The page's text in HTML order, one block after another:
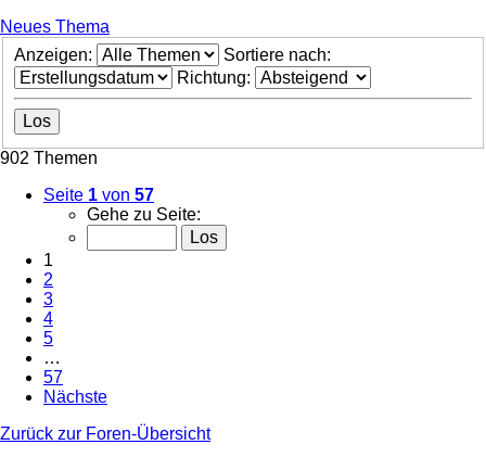
Neues Thema
Anzeigen:
Sortiere nach:
Richtung:
902 Themen
Seite 1 von 57
Gehe zu Seite:
1
2
3
4
5
…
57
Nächste
Zurück zur Foren-Übersicht